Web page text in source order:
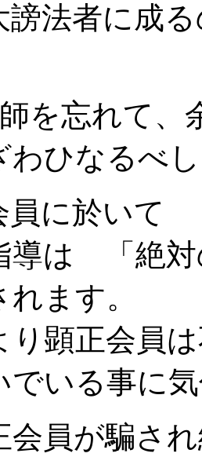
謗法者に成
を忘れて、
わひなるべ
員に於いて
導は 「絶
ます。
り顕正会員
でいる事に
会員が騙さ